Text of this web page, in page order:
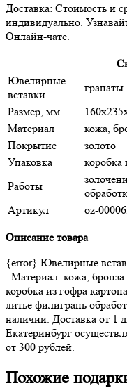
Доставка: Стоимость и
индивидуально.
Онлайн-чате.
Ювелирные
вставки
гранаты
Размер, мм
Материал
кожа,
Покрытие
золото
Упаковка
коробка
Работы
Артикул
oz-
Описание товара
{error} Ювелирные
. Материал: кожа,
коробка из гофра
литье филигрань
наличии. Доставка от 1
Екатеринбург
от 300 рублей.
Похожие